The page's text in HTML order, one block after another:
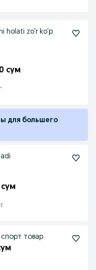
сум
для большего
сум
товар